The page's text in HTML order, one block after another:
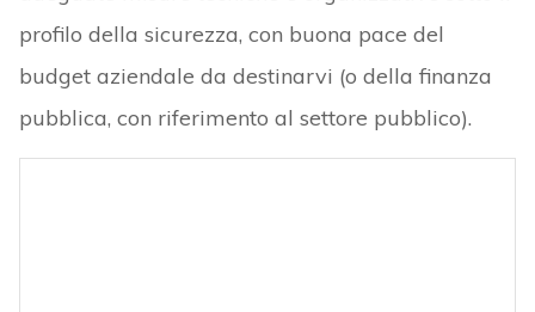
profilo della sicurezza, con buona pace del
budget aziendale da destinarvi (o della finanza
pubblica, con riferimento al settore pubblico).